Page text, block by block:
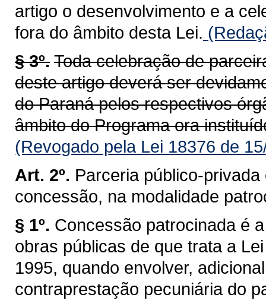
artigo o desenvolvimento e a
fora do âmbito desta Lei.
§ 3º. Toda celebração de
deste artigo deverá ser
do Paraná pelos respectivos
âmbito do Programa ora
(Revogado pela Lei 18376 de
Art. 2º. Parceria público-
concessão, na modalidade
§ 1º. Concessão patrocinada é
obras públicas de que trata a
1995, quando envolver,
contraprestação pecuniária do